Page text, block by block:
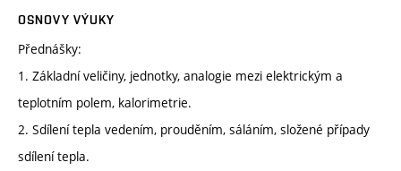
OSNOVY VÝUKY
Přednášky:
1. Základní veličiny, jednotky, analogie mezi elektrickým a
teplotním polem, kalorimetrie.
2. Sdílení tepla vedením, prouděním, sáláním, složené případy
sdílení tepla.